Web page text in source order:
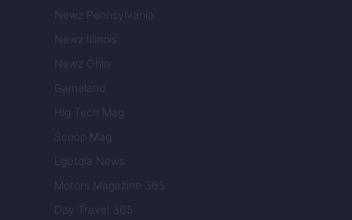
Newz Pennsylvania
Newz Illinois
Newz Ohio
Gameland
Hig Tech Mag
Scoop Mag
Lgbtqia News
Motors Magazine 365
Day Travel 365